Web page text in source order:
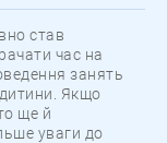
став
час на
занять
Якщо
ще й
уваги до